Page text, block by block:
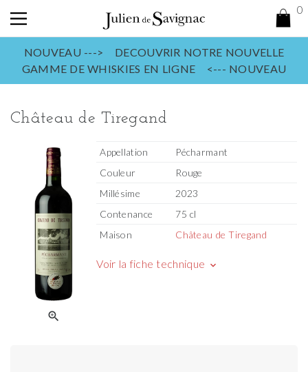
0
NOUVEAU ---> DECOUVRIR NOTRE NOUVELLE
GAMME DE WHISKIES EN LIGNE <--- NOUVEAU
Château de Tiregand
zoom_in
Appellation
Pécharmant
Couleur
Rouge
Millésime
2023
Contenance
75 cl
Maison
Château de Tiregand
Voir la fiche technique keyboard_arrow_down